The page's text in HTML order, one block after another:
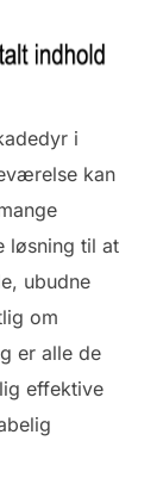
i
kan
løsning til at
ubudne
om
er alle de
effektive